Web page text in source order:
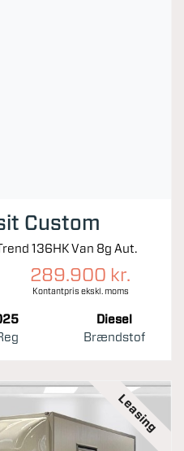
Custom
136HK Van 8g Aut.
289.900 kr.
Kontantpris ekskl. moms
Diesel
Brændstof
Leasing